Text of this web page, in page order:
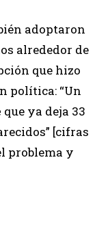
adoptaron
alrededor de
que hizo
política: “Un
que ya deja 33
[cifras
problema y